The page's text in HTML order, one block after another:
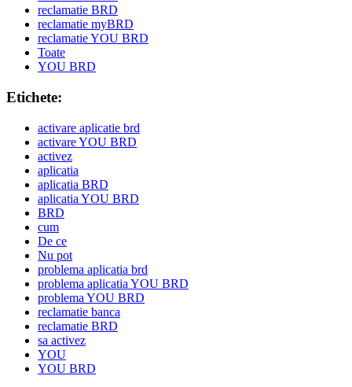
reclamatie BRD
reclamatie myBRD
reclamatie YOU BRD
Toate
YOU BRD
Etichete:
activare aplicatie brd
activare YOU BRD
activez
aplicatia
aplicatia BRD
aplicatia YOU BRD
BRD
cum
De ce
Nu pot
problema aplicatia brd
problema aplicatia YOU BRD
problema YOU BRD
reclamatie banca
reclamatie BRD
sa activez
YOU
YOU BRD